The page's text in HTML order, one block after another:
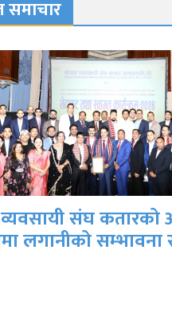
समाचार
संघ कतारको
लगानीको सम्भावना